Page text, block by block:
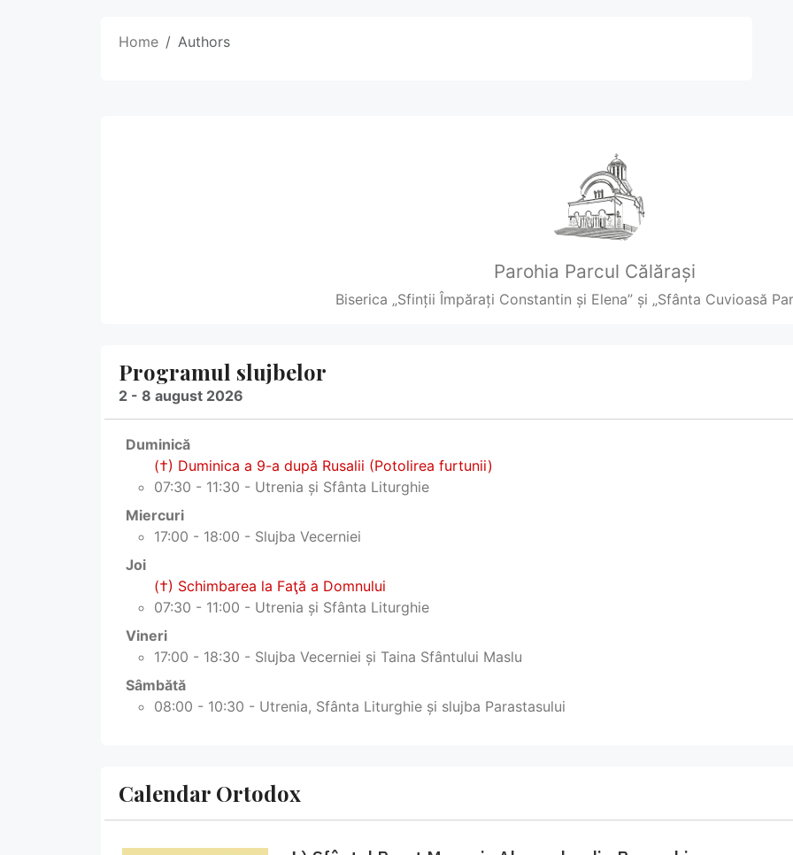
Home Authors
Parohia Parcul Călărași
Biserica „Sfinții Împărați Constantin și Elena” și „Sfânta Cuvioasă
Programul slujbelor
2 - 8 august 2026
Duminică
(†) Duminica a 9-a după Rusalii (Potolirea furtunii)
07:30 - 11:30 - Utrenia și Sfânta Liturghie
Miercuri
17:00 - 18:00 - Slujba Vecerniei
Joi
(†) Schimbarea la Faţă a Domnului
07:30 - 11:00 - Utrenia și Sfânta Liturghie
Vineri
17:00 - 18:30 - Slujba Vecerniei și Taina Sfântului Maslu
Sâmbătă
08:00 - 10:30 - Utrenia, Sfânta Liturghie și slujba Parastasului
Calendar Ortodox